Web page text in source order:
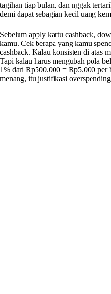
tagihan tiap bulan, dan nggak
demi dapat sebagian kecil uang
Sebelum apply kartu cashback,
kamu. Cek berapa yang kamu
cashback. Kalau konsisten di atas
Tapi kalau harus mengubah pola
1% dari Rp500.000 = Rp5.000
menang, itu justifikasi